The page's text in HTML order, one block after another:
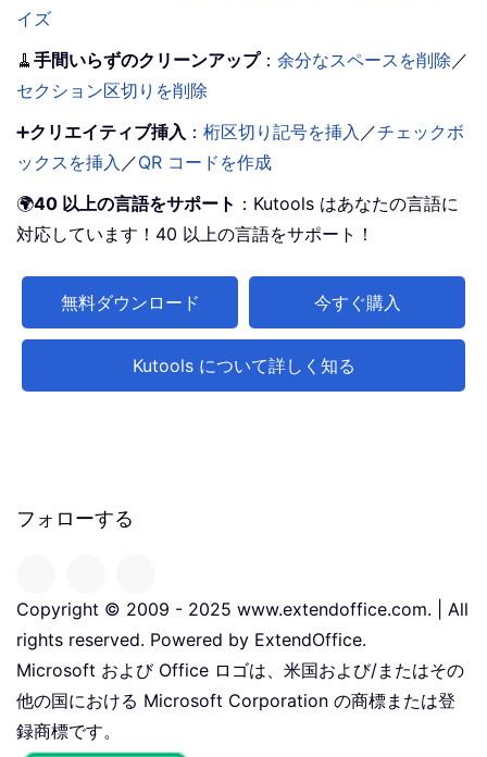
イズ
🧹 手間いらずのクリーンアップ： 余分なスペースを削除 ／
セクション区切りを削除
➕クリエイティブ挿入 ： 桁区切り記号を挿入 ／チェックボ
ックスを挿入 ／QR コードを作成
🌍40 以上の言語をサポート ：Kutools はあなたの言語に
対応しています！40 以上の言語をサポート！
無料ダウンロード 今すぐ購入
Kutools について詳しく知る
フォローする
Copyright © 2009 - 2025 www.extendoffice.com. | All
rights reserved. Powered by ExtendOffice.
Microsoft および Office ロゴは、米国および/またはその
他の国における Microsoft Corporation の商標または登
録商標です。